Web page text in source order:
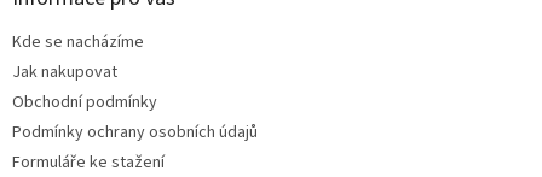
Kde se nacházíme
Jak nakupovat
Obchodní podmínky
Podmínky ochrany osobních údajů
Formuláře ke stažení